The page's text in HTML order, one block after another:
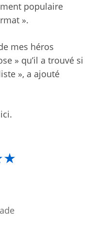
populaire
».
mes héros
» qu’il a trouvé si
», a ajouté